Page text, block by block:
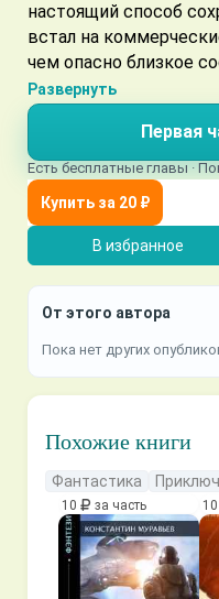
настоящий способ
встал на коммерческие
чем опасно близкое
Развернуть
Первая
Есть бесплатные главы ·
В избранное
От этого автора
Пока нет других
Похожие книги
Фантастика
10 за часть 10